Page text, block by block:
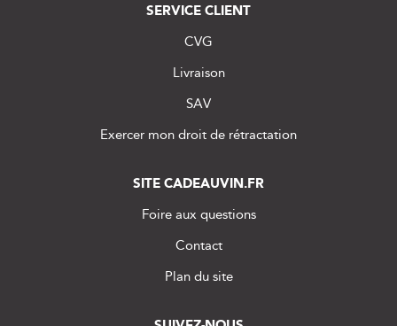
SERVICE CLIENT
CVG
Livraison
SAV
Exercer mon droit de rétractation
SITE CADEAUVIN.FR
Foire aux questions
Contact
Plan du site